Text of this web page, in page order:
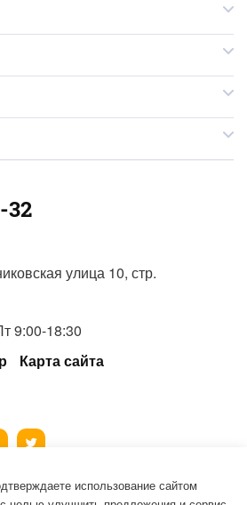
32
улица 10, стр.
9:00-18:30
Карта сайта
использование сайтом